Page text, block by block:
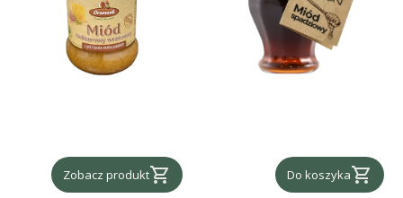
Zobacz produkt Do koszyka